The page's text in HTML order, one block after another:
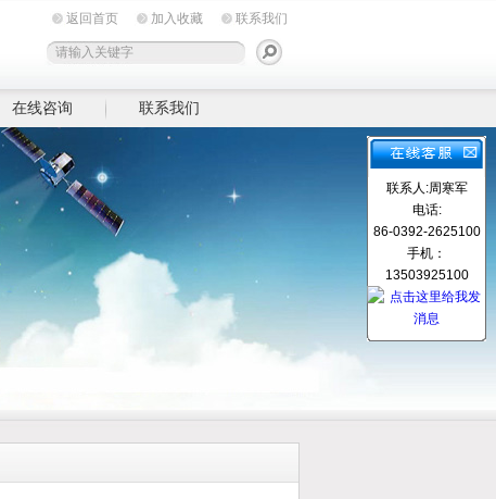
返回首页 加入收藏 联系我们
在线咨询 联系我们
联系人:周寒军
电话:
86-0392-2625100
手机：
13503925100